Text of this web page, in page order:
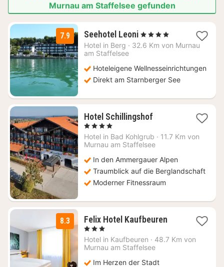
Murnau am Staffelsee gefunden
7.9 Seehotel Leoni2
Nächte
€
, 4 Sterne
Hotel in Berg · 32.6 Km von Murnau
am Staffelsee
Hoteleigene Wellnesseinrichtungen
Direkt am Starnberger See
Hotel Schillingshof1
ab
153
, 4 Sterne
Hotel in Bad Kohlgrub · 11.7 Km von
Murnau am Staffelsee
In den Ammergauer Alpen
Traumblick auf die Berglandschaft
Moderner Fitnessraum
8.3 Felix Hotel Kaufbeuren1
ab
, 3 Sterne
Hotel in Kaufbeuren · 48.7 Km von
Murnau am Staffelsee
Im Herzen der Stadt